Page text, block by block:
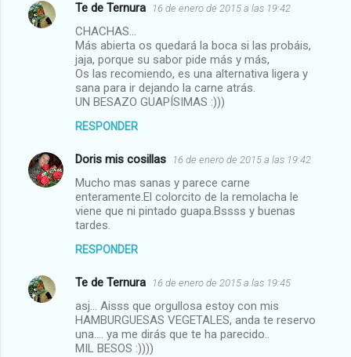
Te de Ternura 16 de enero de 2015 a las 19:42
CHACHAS...
Más abierta os quedará la boca si las probáis,
jaja, porque su sabor pide más y más,
Os las recomiendo, es una alternativa ligera y
sana para ir dejando la carne atrás.
UN BESAZO GUAPÍSIMAS :)))
RESPONDER
Doris mis cosillas 16 de enero de 2015 a las 19:42
Mucho mas sanas y parece carne
enteramente.El colorcito de la remolacha le
viene que ni pintado guapa.Bssss y buenas
tardes.
RESPONDER
Te de Ternura 16 de enero de 2015 a las 19:45
asj... Aisss que orgullosa estoy con mis
HAMBURGUESAS VEGETALES, anda te reservo
una.... ya me dirás que te ha parecido..
MIL BESOS :))))